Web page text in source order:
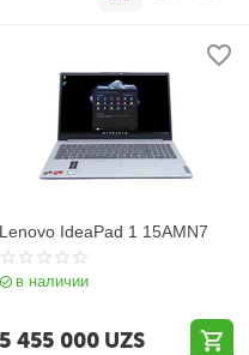
Lenovo IdeaPad 1 15AMN7
в наличии
5 455 000 UZS